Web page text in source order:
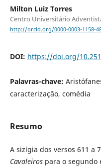
Milton Luiz Torres
Centro Universitário
http://orcid.org/0000-0003-1158-
DOI: https://doi.org/
Palavras-chave:
caracterização, comédia
Resumo
A sizígia dos versos 611 a
Cavaleirospara o segundo